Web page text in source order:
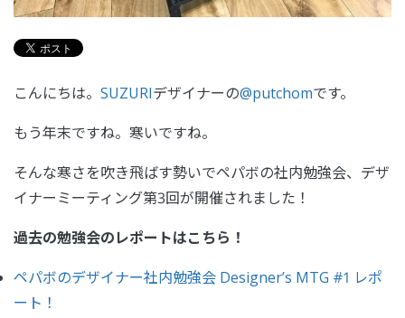
こんにちは。 SUZURIデザイナーの@putchomです。
もう年末ですね。寒いですね。
そんな寒さを吹き飛ばす勢いでペパボの社内勉強会、デザ
イナーミーティング第3回が開催されました！
過去の勉強会のレポートはこちら！
ペパボのデザイナー社内勉強会 Designer’s MTG #1 レポ
ート！